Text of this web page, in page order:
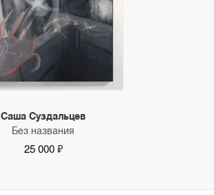
Саша Суздальцев
Без названия
25 000 ₽